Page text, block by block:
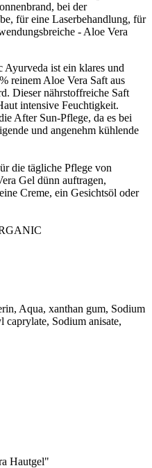
bei der
für eine Laserbehandlung, für
- Aloe Vera
ist ein klares und
reinem Aloe Vera Saft aus
Dieser nährstoffreiche Saft
intensive Feuchtigkeit.
After Sun-Pflege, da es bei
und angenehm kühlende
die tägliche Pflege von
Gel dünn auftragen,
Creme, ein Gesichtsöl oder
Aqua, xanthan gum, Sodium
Sodium anisate,
Hautgel"